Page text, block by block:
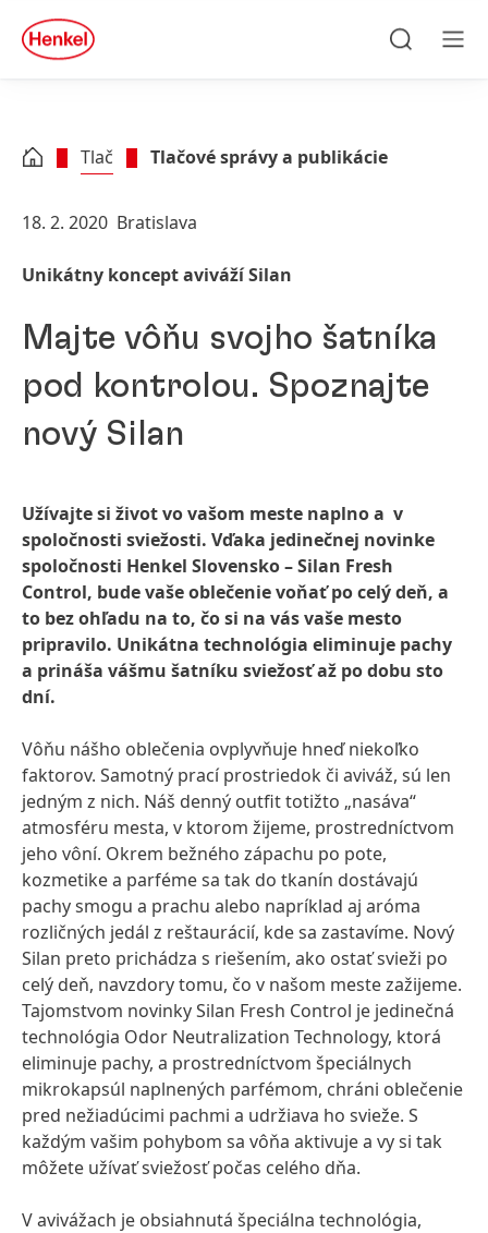
Skip to footer
quick
search
Tlač Tlačové správy a publikácie
18. 2. 2020 Bratislava
Unikátny koncept aviváží Silan
Majte vôňu svojho šatníka
pod kontrolou. Spoznajte
nový Silan
Užívajte si život vo vašom meste naplno a v
spoločnosti sviežosti. Vďaka jedinečnej novinke
spoločnosti Henkel Slovensko – Silan Fresh
Control, bude vaše oblečenie voňať po celý deň, a
to bez ohľadu na to, čo si na vás vaše mesto
pripravilo. Unikátna technológia eliminuje pachy
a prináša vášmu šatníku sviežosť až po dobu sto
dní.
Vôňu nášho oblečenia ovplyvňuje hneď niekoľko
faktorov. Samotný prací prostriedok či aviváž, sú len
jedným z nich. Náš denný outfit totižto „nasáva“
atmosféru mesta, v ktorom žijeme, prostredníctvom
jeho vôní. Okrem bežného zápachu po pote,
kozmetike a parféme sa tak do tkanín dostávajú
pachy smogu a prachu alebo napríklad aj aróma
rozličných jedál z reštaurácií, kde sa zastavíme. Nový
Silan preto prichádza s riešením, ako ostať svieži po
celý deň, navzdory tomu, čo v našom meste zažijeme.
Tajomstvom novinky Silan Fresh Control je jedinečná
technológia Odor Neutralization Technology, ktorá
eliminuje pachy, a prostredníctvom špeciálnych
mikrokapsúl naplnených parfémom, chráni oblečenie
pred nežiadúcimi pachmi a udržiava ho svieže. S
každým vašim pohybom sa vôňa aktivuje a vy si tak
môžete užívať sviežosť počas celého dňa.
V avivážach je obsiahnutá špeciálna technológia,